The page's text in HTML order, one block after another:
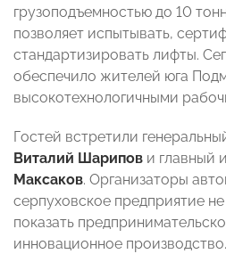
грузоподъемностью до 10
позволяет испытывать,
стандартизировать лифты.
обеспечило жителей юга
высокотехнологичными
Гостей встретили
Виталий Шарипов и главный
Максаков. Организаторы
серпуховское предприятие
показать
инновационное производство.